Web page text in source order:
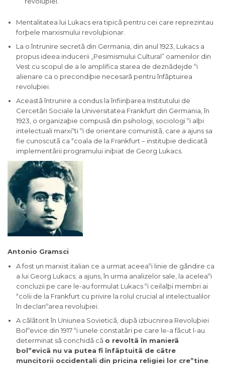
Mentalitatea lui Lukacs era tipicã pentru cei care reprezintau
forþele marxismului revoluþionar.
La o întrunire secretã din Germania, din anul 1923, Lukacs a
propus ideea inducerii „Pesimismului Cultural” oamenilor din
Vest cu scopul de a le amplifica starea de deznãdejde ºi
alienare ca o precondiþie necesarã pentru înfãptuirea
revoluþiei.
Aceastã întrunire a condus la înfiinþarea Institutului de
Cercetãri Sociale la Universitatea Frankfurt din Germania, în
1923, o organizaþie compusã din psihologi, sociologi ºi alþi
intelectuali marxiºti ºi de orientare comunistã, care a ajuns sa
fie cunoscutã ca ªcoala de la Frankfurt – instituþie dedicatã
implementãrii programului iniþiat de Georg Lukacs.
Antonio Gramsci
A fost un marxist italian ce a urmat aceeaºi linie de gândire ca
a lui Georg Lukacs; a ajuns, în urma analizelor sale, la aceleaºi
concluzii pe care le-au formulat Lukacs ºi ceilalþi membri ai
ªcolii de la Frankfurt cu privire la rolul crucial al intelectualilor
în declanºarea revoluþiei.
A cãlãtorit în Uniunea Sovieticã, dupã izbucnirea Revoluþiei
Bolºevice din 1917 ºi unele constatãri pe care le-a fãcut l-au
determinat sã conchidã cã o revoltã în manierã
bolºevicã nu va putea fi înfãptuitã de cãtre
muncitorii occidentali din pricina religiei lor creºtine.